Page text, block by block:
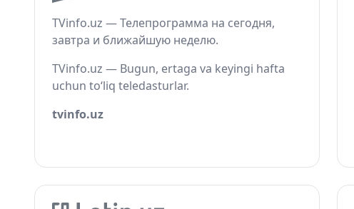
TVinfo.uz — Телепрограмма на сегодня,
завтра и ближайшую неделю.
TVinfo.uz — Bugun, ertaga va keyingi hafta
uchun to‘liq teledasturlar.
tvinfo.uz